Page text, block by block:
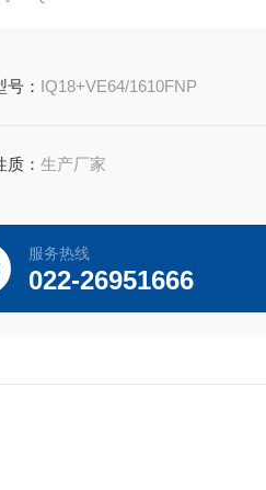
源： 220V 380V
：4-20MA
号： IQ18+VE64/1610FNP
质：生产厂家
服务热线
022-26951666